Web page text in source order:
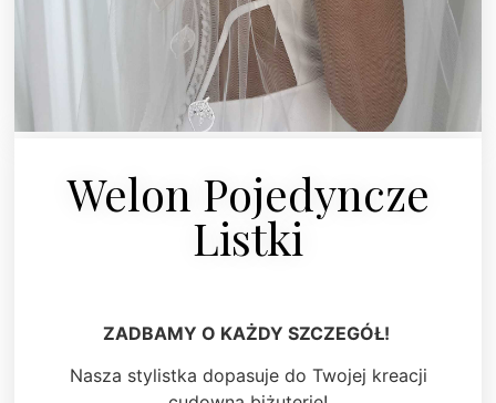
Welon Pojedyncze
Listki
ZADBAMY O KAŻDY SZCZEGÓŁ!
Nasza stylistka dopasuje do Twojej kreacji